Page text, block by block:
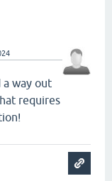
way out
requires